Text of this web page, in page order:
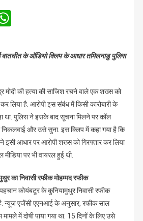
बम
दोषी
गिरफ्तार
WhatsApp
बातचीत के ऑडियो क्लिप के आधार तमिलनाडु पुलिस
मोदी की हत्या की साजिश रचने वाले एक शख्स को
लिया है. आरोपी इस संबंध में किसी कारोबारी के
था. पुलिस ने इसके बाद सूचना मिलने पर कॉल
निकलवाई और उसे सुना. इस क्लिप में कहा गया है कि
इसी आधार पर आरोपी शख्स को गिरफ्तार कर लिया
मीडिया पर भी वायरल हुई थी.
का निवासी रफीक मोहम्मद रफीक
कोयंबटूर के कुनियामुथुर निवासी रफीक
न्यूज एजेंसी एएनआई के अनुसार, रफीक साल
में दोषी पाया गया था. 15 दिनों के लिए उसे